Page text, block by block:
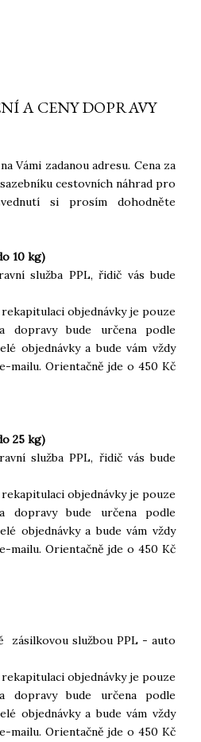
A CENY DOPRAVY
Vámi zadanou adresu. Cena za
cestovních náhrad pro
si prosím dohodněte
10 kg)
služba PPL, řidič vás bude
objednávky je pouze
dopravy bude určena podle
objednávky a bude vám vždy
mailu. Orientačně jde o 450 Kč
25 kg)
služba PPL, řidič vás bude
objednávky je pouze
dopravy bude určena podle
objednávky a bude vám vždy
mailu. Orientačně jde o 450 Kč
zásilkovou službou PPL - auto
objednávky je pouze
dopravy bude určena podle
objednávky a bude vám vždy
mailu. Orientačně jde o 450 Kč